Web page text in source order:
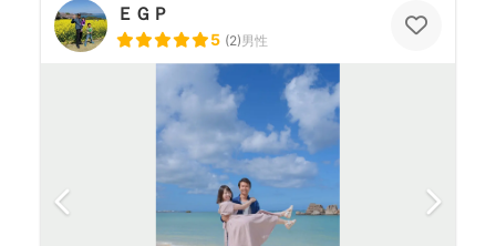
ＥＧＰ
5 (2)男性